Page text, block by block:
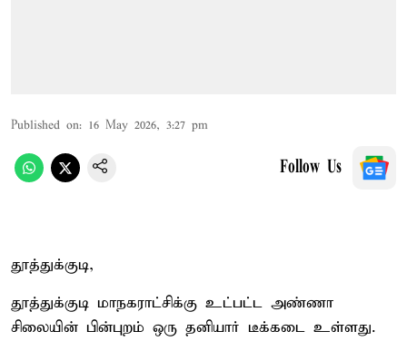
Published on: 16 May 2026, 3:27 pm
Follow Us
தூத்துக்குடி,
தூத்துக்குடி மாநகராட்சிக்கு உட்பட்ட அண்ணா
சிலையின் பின்புறம் ஒரு தனியார் டீக்கடை உள்ளது.